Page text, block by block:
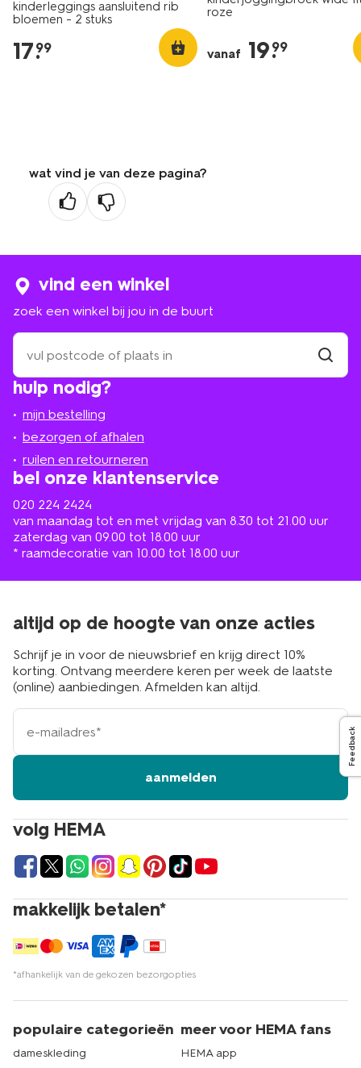
kinderleggings aansluitend rib
bloemen - 2 stuks
17.
99
roze
vanaf 19.
99
wat vind je van deze pagina?
hulp nodig?
mijn bestelling
bezorgen of afhalen
ruilen en retourneren
bel onze klantenservice
020 224 2424
van maandag tot en met vrijdag van 8.30 tot 21.00 uur
zaterdag van 09.00 tot 18.00 uur
* raamdecoratie van 10.00 tot 18.00 uur
vind een winkel
zoek een winkel bij jou in de buurt
zoek
een
winkel
bij
in
de
buurt
volg HEMA
makkelijk betalen*
*afhankelijk van de gekozen bezorgopties
altijd op de hoogte van onze acties
Schrijf je in voor de nieuwsbrief en krijg direct 10%
korting. Ontvang meerdere keren per week de laatste
(online) aanbiedingen. Afmelden kan altijd.
e-
mailadres
aanmelden
populaire categorieën
dameskleding
meer voor HEMA fans
HEMA app
Feedback